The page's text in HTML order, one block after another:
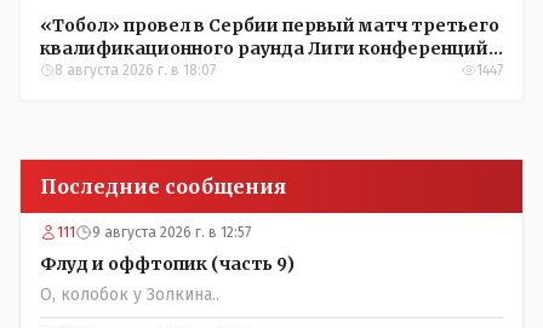
«Тобол» провел в Сербии первый матч третьего
квалификационного раунда Лиги конференций
УЕФА
8 августа 2026 г. в 18:07 1447
Последние сообщения
111 9 августа 2026 г. в 12:57
Флуд и оффтопик (часть 9)
О, колобок у Золкина..